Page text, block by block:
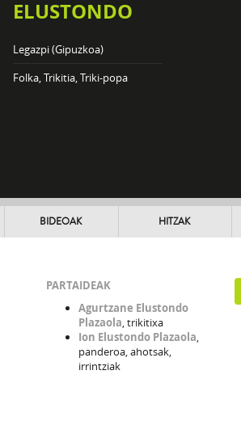
ELUSTONDO
Legazpi (Gipuzkoa)
Folka, Trikitia, Triki-popa
BIDEOAK HITZAK
PARTAIDEAK
Agurtzane Elustondo
Plazaola, trikitixa
Ion Elustondo Plazaola,
panderoa, ahotsak,
irrintziak